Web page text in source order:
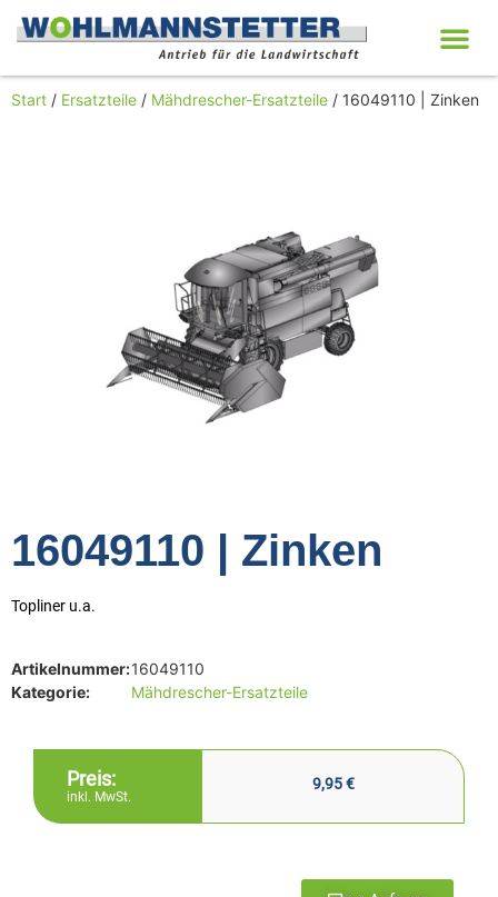
Start / Ersatzteile / Mähdrescher-Ersatzteile / 16049110 | Zinken
16049110 | Zinken
Topliner u.a.
Artikelnummer:16049110
Kategorie:
Mähdrescher-Ersatzteile
Preis:
inkl. MwSt.
9,95€